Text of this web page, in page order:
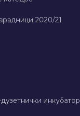
2020/21
инкубатор